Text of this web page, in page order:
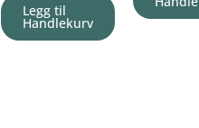
Legg til
Handlekurv